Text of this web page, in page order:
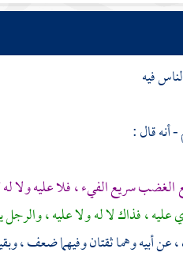
أنه قال :
سريع الفيء ، فلا عليه ولا له
، فذاك لا له ولا عليه ،
، عن أبيه وهما ثقتان وفيهما ضعف ،